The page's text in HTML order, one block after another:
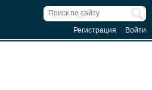
Регистрация Войти